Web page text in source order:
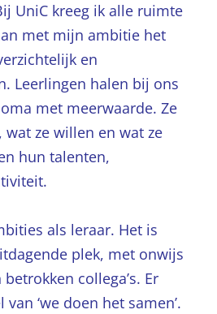
UniC kreeg ik alle ruimte
met mijn ambitie het
en
Leerlingen halen bij ons
met meerwaarde. Ze
ze willen en wat ze
hun talenten,
als leraar. Het is
plek, met onwijs
collega’s. Er
‘we doen het samen’.